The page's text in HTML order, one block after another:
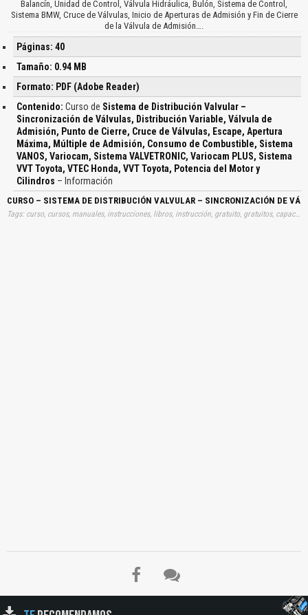
Balancín, Unidad de Control, Válvula Hidráulica, Bulón, Sistema de Control,
Sistema BMW, Cruce de Válvulas, Inicio de Aperturas de Admisión y Fin de Cierre
de la Válvula de Admisión….
Páginas: 40
Tamaño: 0.94 MB
Formato: PDF (Adobe Reader)
Contenido: Curso de Sistema de Distribución Valvular –
Sincronización de Válvulas, Distribución Variable, Válvula de
Admisión, Punto de Cierre, Cruce de Válvulas, Escape, Apertura
Máxima, Múltiple de Admisión, Consumo de Combustible, Sistema
VANOS, Variocam, Sistema VALVETRONIC, Variocam PLUS, Sistema
VVT Toyota, VTEC Honda, VVT Toyota, Potencia del Motor y
Cilindros – Información
CURSO – SISTEMA DE DISTRIBUCIÓN VALVULAR – SINCRONIZACIÓN DE
Tags: curso, cursos, manuales, instrucciones, libros, instrucción, gratuito, gratuitos, capacitación, entrenamiento, capacitaciones, información, datos, gratis, descargar, sistemas, distribuciones, valvular, sincronizaciones, valvulas, distribuciones, variables, valvulas, admisiones, puntos, cierres, cruces, valvulas, escapes, aperturas, maximas, multiples, admisiones, consumos, combustibles, sistemas, vanos, variocam, sistemas, valvetronic, variocam, plus, sistemas, vvt, toyotas, vtec, hondas, vvt, toyotas, potencias, motores, cilindros, aprender, descargas